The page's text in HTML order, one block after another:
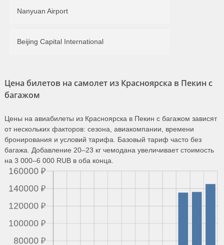
Nanyuan Airport
Beijing Capital International
Цена билетов на самолет из Красноярска в Пекин с
багажом
Цены на авиабилеты из Красноярска в Пекин с багажом зависят
от нескольких факторов: сезона, авиакомпании, времени
бронирования и условий тарифа. Базовый тариф часто без
багажа. Добавление 20–23 кг чемодана увеличивает стоимость
на 3 000–6 000 RUB в оба конца.